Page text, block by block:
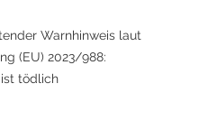
Warnhinweis laut
(EU) 2023/988:
ist tödlich